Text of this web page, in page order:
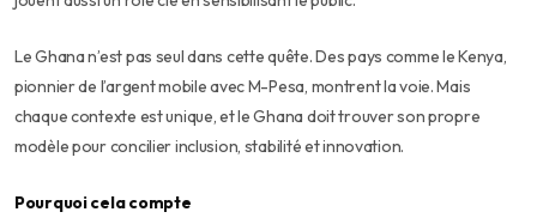
Le Ghana n’est pas seul dans cette quête. Des pays comme le Kenya,
pionnier de l’argent mobile avec M-Pesa, montrent la voie. Mais
chaque contexte est unique, et le Ghana doit trouver son propre
modèle pour concilier inclusion, stabilité et innovation.
Pourquoi cela compte